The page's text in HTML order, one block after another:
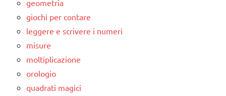
geometria
giochi per contare
leggere e scrivere i numeri
misure
moltiplicazione
orologio
quadrati magici